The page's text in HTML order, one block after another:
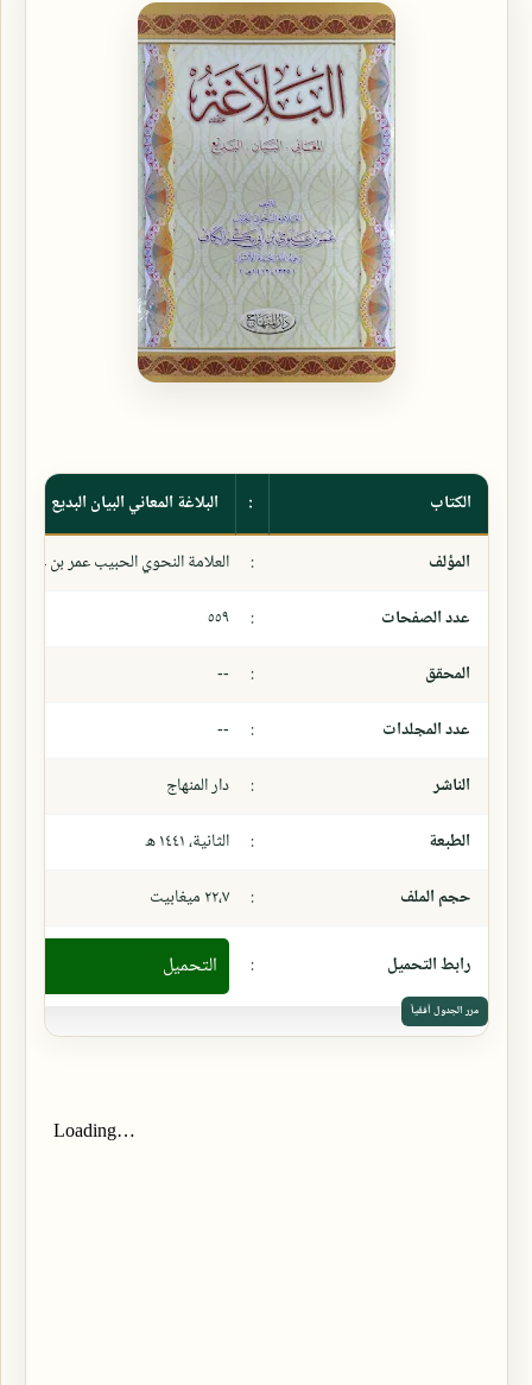
الكتاب :
البلاغة المعاني البيان البديع
المؤلف
:
العلامة النحوي الحبيب عمر بن علوي
عدد الصفحات
:
٥٥٩
المحقق
:
--
عدد المجلدات
:
--
الناشر
:
دار المنهاج
الطبعة
:
الثانية، ١٤٤١ ھ
حجم الملف
: ٢٢،٧ ميغابيت
رابط التحميل : التحميل